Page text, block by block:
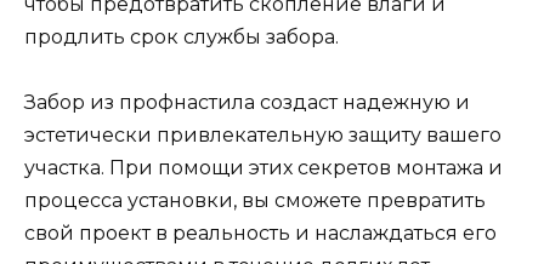
продлить срок службы забора.
Забор из профнастила создаст надежную и
эстетически привлекательную защиту вашего
участка. При помощи этих секретов монтажа и
процесса установки, вы сможете превратить
свой проект в реальность и наслаждаться его